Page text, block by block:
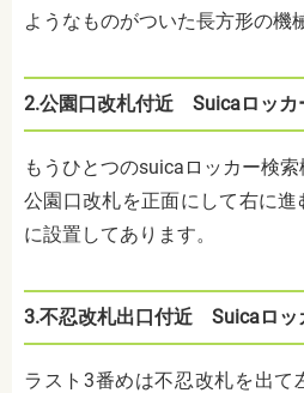
ようなものがついた長方形の機
2.公園口改札付近 Suicaロッカ
もうひとつのsuicaロッカー検索
公園口改札を正面にして右に進
に設置してあります。
3.不忍改札出口付近 Suicaロッ
ラスト3番めは不忍改札を出て